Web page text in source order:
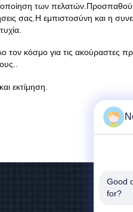
των
σας.Η εμπιστοσύνη και η
κόσμο για τις ακούραστες
εκτίμηση.
Good
for?